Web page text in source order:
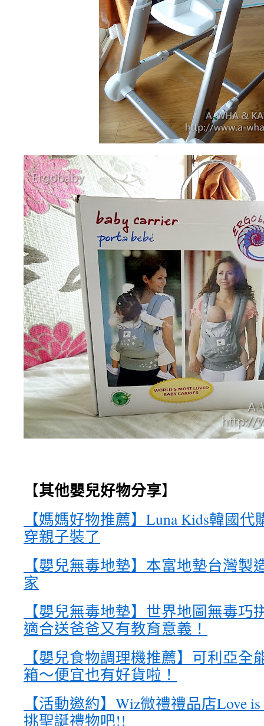
【其他嬰兒好物分享】
【媽媽好物推薦】Luna Kids韓國
穿親子裝了
【嬰兒無毒地墊】本富地墊台灣製
家
【嬰兒無毒地墊】世界地圖無毒巧
適合送爸爸又有教育意義！
【嬰兒食物調理機推薦】可利亞全
箱～便宜也有好貨啦！
【活動邀約】Wiz微禮禮品店Love
挑聖誕禮物吧!!